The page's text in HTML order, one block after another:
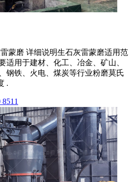
蒙磨 详细说明生石灰雷蒙磨适用范
适用于建材、化工、冶金、矿山、
钢铁、火电、煤炭等行业粉磨莫氏
.